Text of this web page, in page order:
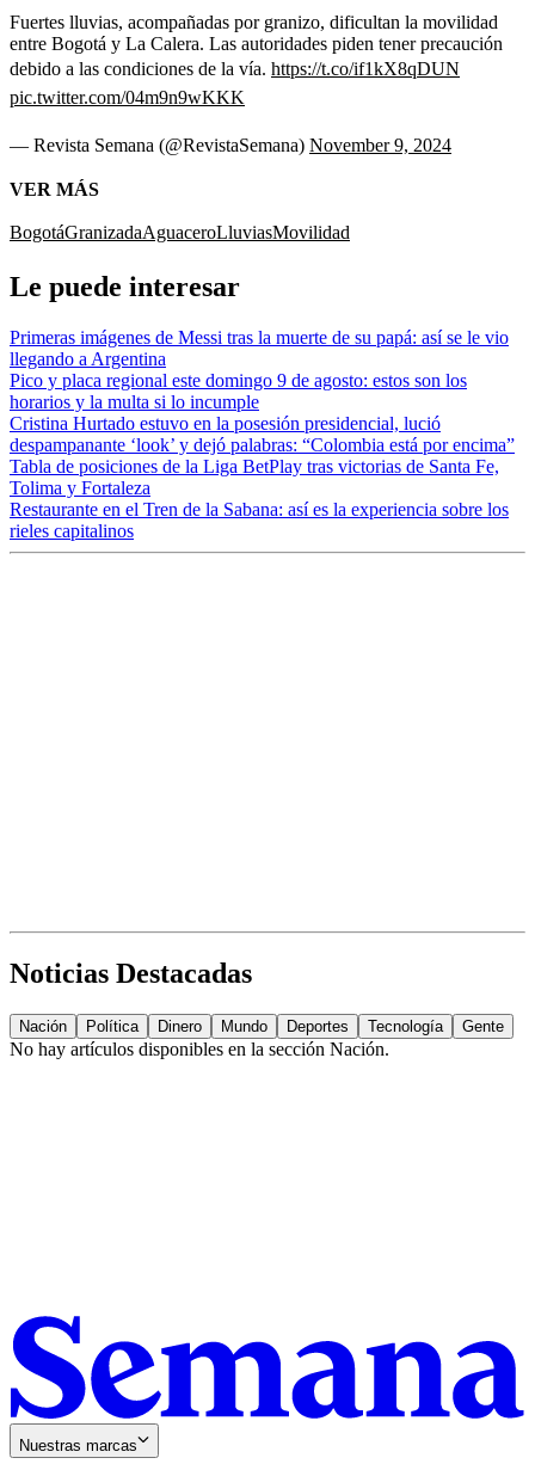
Fuertes lluvias, acompañadas por granizo, dificultan la movilidad
entre Bogotá y La Calera. Las autoridades piden tener precaución
debido a las condiciones de la vía. https://t.co/if1kX8qDUN
pic.twitter.com/04m9n9wKKK
— Revista Semana (@RevistaSemana) November 9, 2024
VER MÁS
BogotáGranizadaAguaceroLluviasMovilidad
Le puede interesar
Primeras imágenes de Messi tras la muerte de su papá: así se le vio
llegando a Argentina
Pico y placa regional este domingo 9 de agosto: estos son los
horarios y la multa si lo incumple
Cristina Hurtado estuvo en la posesión presidencial, lució
despampanante ‘look’ y dejó palabras: “Colombia está por encima”
Tabla de posiciones de la Liga BetPlay tras victorias de Santa Fe,
Tolima y Fortaleza
Restaurante en el Tren de la Sabana: así es la experiencia sobre los
rieles capitalinos
Noticias Destacadas
Nación Política Dinero Mundo Deportes Tecnología Gente
No hay artículos disponibles en la sección Nación.
Nuestras marcas